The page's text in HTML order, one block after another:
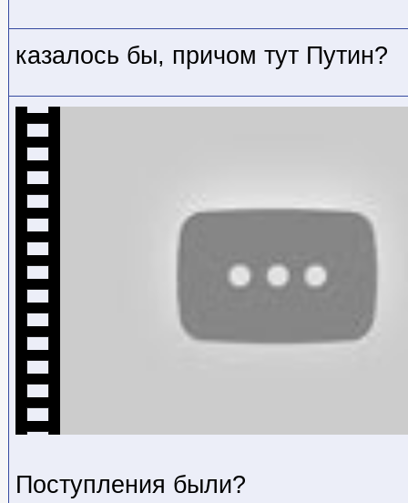
казалось бы, причом тут Путин?
Поступления были?